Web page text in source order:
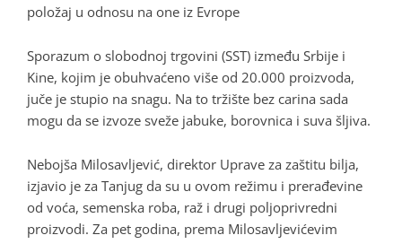
položaj u odnosu na one iz Evrope
Sporazum o slobodnoj trgovini (SST) između Srbije i
Kine, kojim je obuhvaćeno više od 20.000 proizvoda,
juče je stupio na snagu. Na to tržište bez carina sada
mogu da se izvoze sveže jabuke, borovnica i suva šljiva.
Nebojša Milosavljević, direktor Uprave za zaštitu bilja,
izjavio je za Tanjug da su u ovom režimu i prerađevine
od voća, semenska roba, raž i drugi poljoprivredni
proizvodi. Za pet godina, prema Milosavljevićevim